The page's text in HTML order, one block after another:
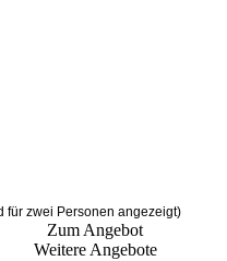
für zwei Personen angezeigt)
Zum Angebot
Weitere Angebote